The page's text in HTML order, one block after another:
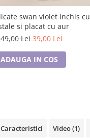
swan violet inchis cu
si placat cu aur
Lei39,00 Lei
ADAUGA IN COS
Caracteristici Video(1)